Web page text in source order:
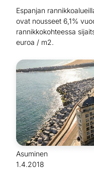
Espanjan
ovat nousseet 6,1%
rannikkokohteessa
euroa / m2.
Asuminen
1.4.2018